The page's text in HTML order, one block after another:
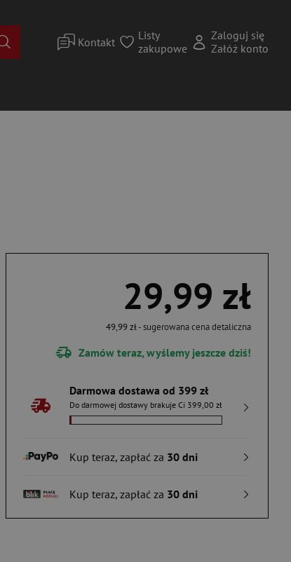
Kontakt
Listy
zakupowe
Zaloguj się
Załóż konto
29,99 zł
49,99 zł- sugerowana cena detaliczna
Zamów teraz, wyślemy jeszcze dziś!
Darmowa dostawa od 399 zł
Do darmowej dostawy brakuje Ci 399,00 zł
Kup teraz, zapłać za 30 dni
Kup teraz, zapłać za 30 dni